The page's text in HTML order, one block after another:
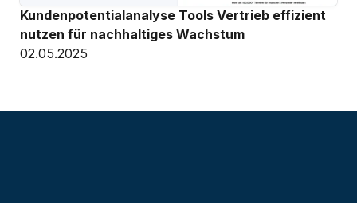
Kundenpotentialanalyse Tools Vertrieb effizient
nutzen für nachhaltiges Wachstum
02.05.2025